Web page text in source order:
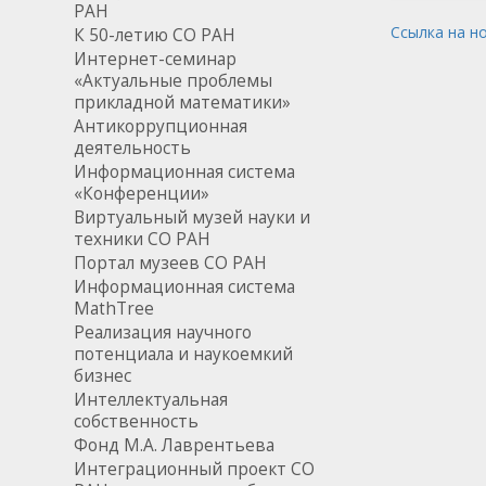
РАН
К 50-летию СО РАН
Интернет-семинар
«Актуальные проблемы
прикладной математики»
Антикоррупционная
деятельность
Информационная система
«Конференции»
Виртуальный музей науки и
техники СО РАН
Портал музеев СО РАН
Информационная система
MathTree
Реализация научного
потенциала и наукоемкий
бизнес
Интеллектуальная
собственность
Фонд М.А. Лаврентьева
Интеграционный проект СО
Ссылка на